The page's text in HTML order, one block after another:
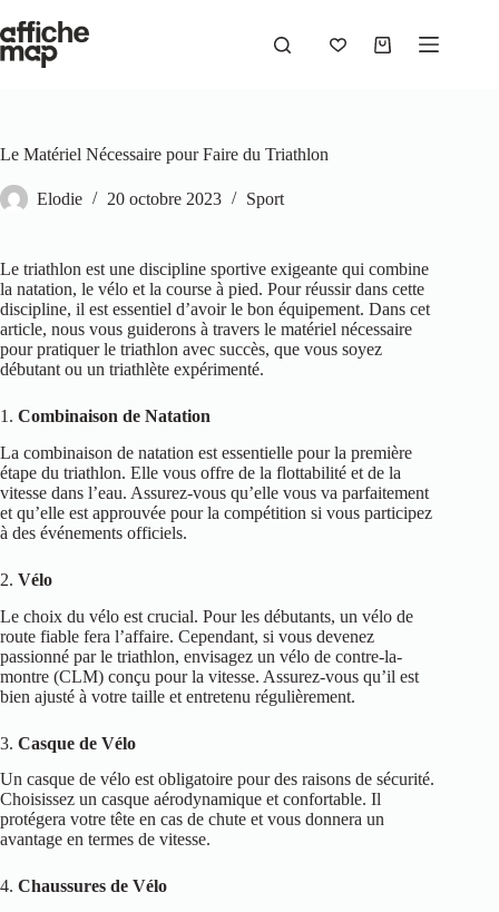
Le Matériel Nécessaire pour Faire du Triathlon
Elodie 20 octobre 2023 Sport
Le triathlon est une discipline sportive exigeante qui combine
la natation, le vélo et la course à pied. Pour réussir dans cette
discipline, il est essentiel d’avoir le bon équipement. Dans cet
article, nous vous guiderons à travers le matériel nécessaire
pour pratiquer le triathlon avec succès, que vous soyez
débutant ou un triathlète expérimenté.
1. Combinaison de Natation
La combinaison de natation est essentielle pour la première
étape du triathlon. Elle vous offre de la flottabilité et de la
vitesse dans l’eau. Assurez-vous qu’elle vous va parfaitement
et qu’elle est approuvée pour la compétition si vous participez
à des événements officiels.
2. Vélo
Le choix du vélo est crucial. Pour les débutants, un vélo de
route fiable fera l’affaire. Cependant, si vous devenez
passionné par le triathlon, envisagez un vélo de contre-la-
montre (CLM) conçu pour la vitesse. Assurez-vous qu’il est
bien ajusté à votre taille et entretenu régulièrement.
3. Casque de Vélo
Un casque de vélo est obligatoire pour des raisons de sécurité.
Choisissez un casque aérodynamique et confortable. Il
protégera votre tête en cas de chute et vous donnera un
avantage en termes de vitesse.
4. Chaussures de Vélo